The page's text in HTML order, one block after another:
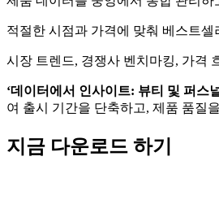
적절한 시점과 가격에 맞춰 베스트셀
시장 트렌드, 경쟁사 벤치마킹, 가격
‘데이터에서 인사이트: 뷰티 및 퍼스널
여 출시 기간을 단축하고, 제품 품질
지금 다운로드 하기